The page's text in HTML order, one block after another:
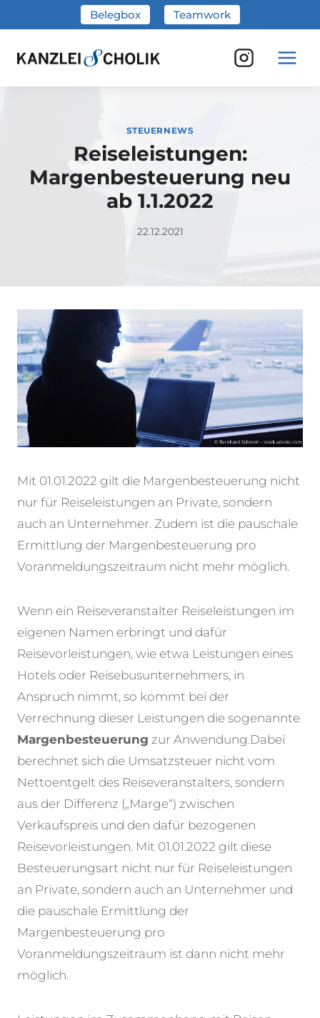
Inhalt
springen
Belegbox Teamwork
STEUERNEWS
Reiseleistungen:
Margenbesteuerung neu
ab 1.1.2022
22.12.2021
Mit 01.01.2022 gilt die Margenbesteuerung nicht
nur für Reiseleistungen an Private, sondern
auch an Unternehmer. Zudem ist die pauschale
Ermittlung der Margenbesteuerung pro
Voranmeldungszeitraum nicht mehr möglich.
Wenn ein Reiseveranstalter Reiseleistungen im
eigenen Namen erbringt und dafür
Reisevorleistungen, wie etwa Leistungen eines
Hotels oder Reisebusunternehmers, in
Anspruch nimmt, so kommt bei der
Verrechnung dieser Leistungen die sogenannte
Margenbesteuerung zur Anwendung.Dabei
berechnet sich die Umsatzsteuer nicht vom
Nettoentgelt des Reiseveranstalters, sondern
aus der Differenz („Marge“) zwischen
Verkaufspreis und den dafür bezogenen
Reisevorleistungen. Mit 01.01.2022 gilt diese
Besteuerungsart nicht nur für Reiseleistungen
an Private, sondern auch an Unternehmer und
die pauschale Ermittlung der
Margenbesteuerung pro
Voranmeldungszeitraum ist dann nicht mehr
möglich.